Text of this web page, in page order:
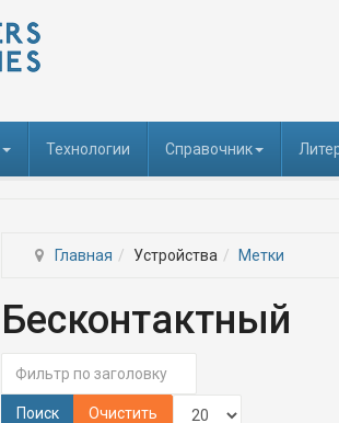
Технологии Справочник
Главная Устройства Метки
Бесконтактный
Поиск Очистить